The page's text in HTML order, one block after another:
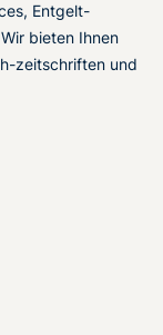
Entgelt-
bieten Ihnen
zeitschriften und